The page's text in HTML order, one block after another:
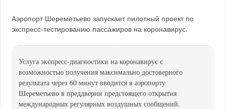
Аэропорт Шереметьево запускает пилотный проект по
экспресс-тестированию пассажиров на коронавирус.
Услуга экспресс-диагностики на коронавирус с
возможностью получения максимально достоверного
результата через 60 минут вводится в аэропорту
Шереметьево в преддверии предстоящего открытия
международных регулярных воздушных сообщений.